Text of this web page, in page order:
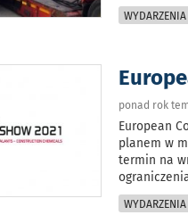
WYDARZENIA
ponad rok
European
planem w
termin na
WYDARZENIA